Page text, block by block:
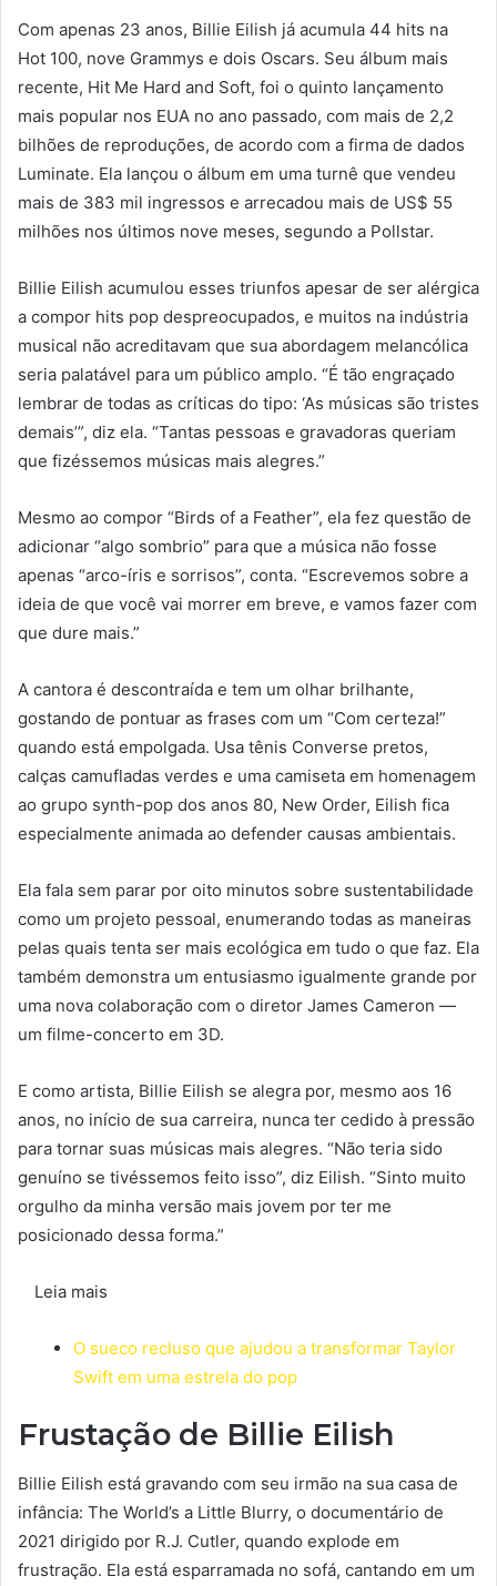
Com apenas 23 anos, Billie Eilish já acumula 44 hits na
Hot 100, nove Grammys e dois Oscars. Seu álbum mais
recente, Hit Me Hard and Soft, foi o quinto lançamento
mais popular nos EUA no ano passado, com mais de 2,2
bilhões de reproduções, de acordo com a firma de dados
Luminate. Ela lançou o álbum em uma turnê que vendeu
mais de 383 mil ingressos e arrecadou mais de US$ 55
milhões nos últimos nove meses, segundo a Pollstar.
Billie Eilish acumulou esses triunfos apesar de ser alérgica
a compor hits pop despreocupados, e muitos na indústria
musical não acreditavam que sua abordagem melancólica
seria palatável para um público amplo. “É tão engraçado
lembrar de todas as críticas do tipo: ‘As músicas são tristes
demais’”, diz ela. “Tantas pessoas e gravadoras queriam
que fizéssemos músicas mais alegres.”
Mesmo ao compor “Birds of a Feather”, ela fez questão de
adicionar “algo sombrio” para que a música não fosse
apenas “arco-íris e sorrisos”, conta. “Escrevemos sobre a
ideia de que você vai morrer em breve, e vamos fazer com
que dure mais.”
A cantora é descontraída e tem um olhar brilhante,
gostando de pontuar as frases com um “Com certeza!”
quando está empolgada. Usa tênis Converse pretos,
calças camufladas verdes e uma camiseta em homenagem
ao grupo synth-pop dos anos 80, New Order, Eilish fica
especialmente animada ao defender causas ambientais.
Ela fala sem parar por oito minutos sobre sustentabilidade
como um projeto pessoal, enumerando todas as maneiras
pelas quais tenta ser mais ecológica em tudo o que faz. Ela
também demonstra um entusiasmo igualmente grande por
uma nova colaboração com o diretor James Cameron —
um filme-concerto em 3D.
E como artista, Billie Eilish se alegra por, mesmo aos 16
anos, no início de sua carreira, nunca ter cedido à pressão
para tornar suas músicas mais alegres. “Não teria sido
genuíno se tivéssemos feito isso”, diz Eilish. “Sinto muito
orgulho da minha versão mais jovem por ter me
posicionado dessa forma.”
Leia mais
O sueco recluso que ajudou a transformar Taylor
Swift em uma estrela do pop
Frustação de Billie Eilish
Billie Eilish está gravando com seu irmão na sua casa de
infância: The World’s a Little Blurry, o documentário de
2021 dirigido por R.J. Cutler, quando explode em
frustração. Ela está esparramada no sofá, cantando em um